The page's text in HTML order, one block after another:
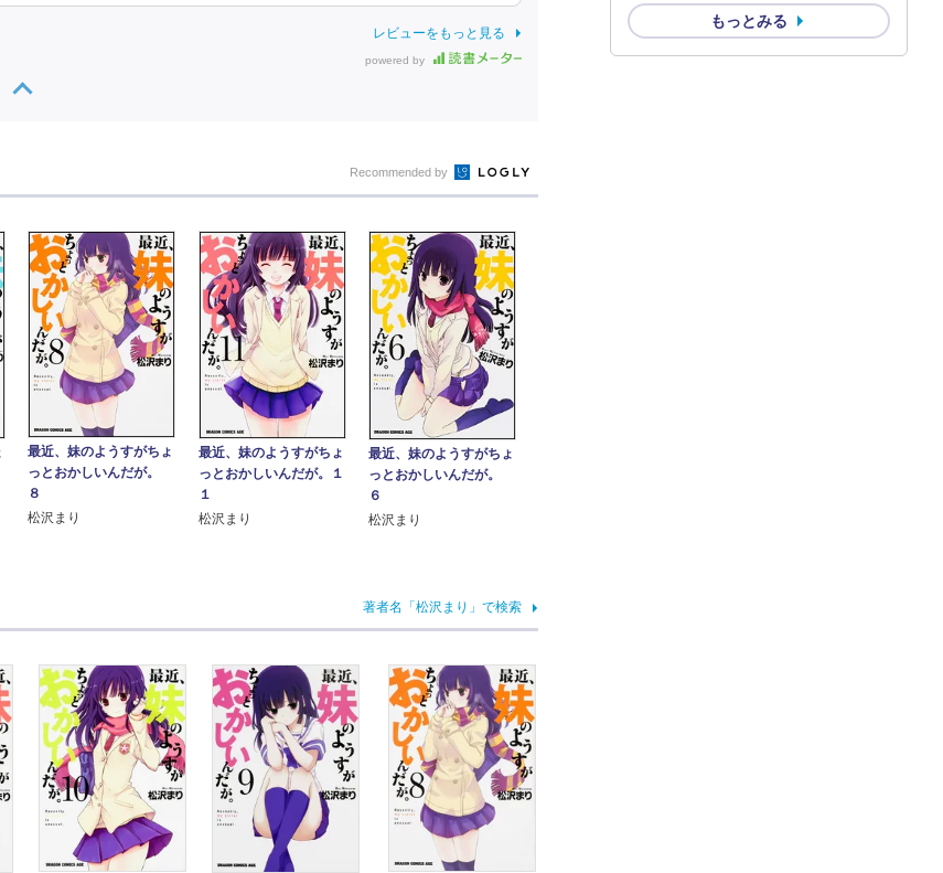
レビューをもっと見る
powered by
もっとみる
Recommended by
最近、妹のようすがちょ
っとおかしいんだが。
８
松沢まり
最近、妹のようすがちょ
っとおかしいんだが。１
１
松沢まり
最近、妹のようすがちょ
っとおかしいんだが。
６
松沢まり
著者名「松沢まり」で検索